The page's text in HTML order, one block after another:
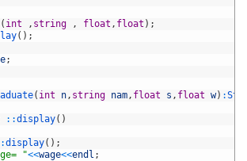
( int , string , float , float ) ;
( ) ;
;
( int n, string nam, float s , float w) :
::display( )
display( ) ;
"<<wage<<endl ;